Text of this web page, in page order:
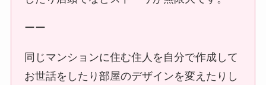
ーー
同じマンションに住む住人を自分で作成して
お世話をしたり部屋のデザインを変えたりし